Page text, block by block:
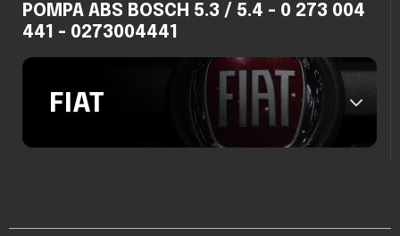
POMPA ABS BOSCH 5.3 / 5.4 - 0 273 004
441 - 0273004441
FIAT